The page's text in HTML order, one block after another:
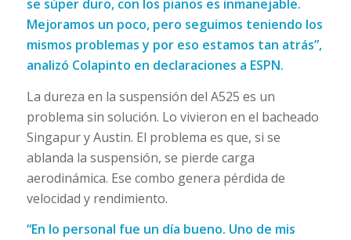
se súper duro, con los pianos es inmanejable.
Mejoramos un poco, pero seguimos teniendo los
mismos problemas y por eso estamos tan atrás”,
analizó Colapinto en declaraciones a ESPN.
La dureza en la suspensión del A525 es un
problema sin solución. Lo vivieron en el bacheado
Singapur y Austin. El problema es que, si se
ablanda la suspensión, se pierde carga
aerodinámica. Ese combo genera pérdida de
velocidad y rendimiento.
“En lo personal fue un día bueno. Uno de mis